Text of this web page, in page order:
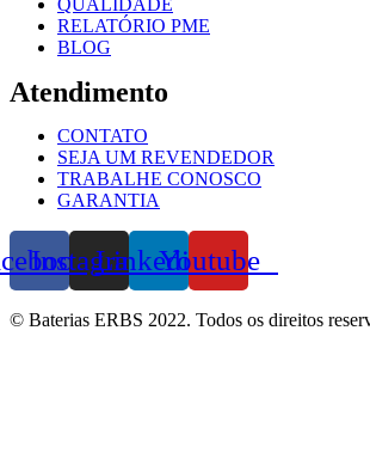
RELATÓRIO PME
BLOG
Atendimento
CONTATO
SEJA UM REVENDEDOR
TRABALHE CONOSCO
GARANTIA
InstagramLinkedinYoutube
© Baterias ERBS 2022. Todos os direitos